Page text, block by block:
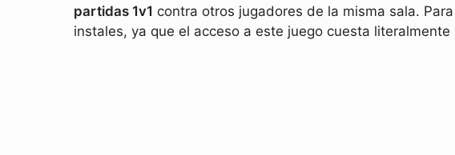
partidas 1v1 contra otros jugadores de la misma sala.
instales, ya que el acceso a este juego cuesta literalmente